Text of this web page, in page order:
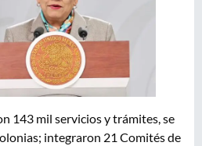
143 mil servicios y trámites, se
integraron 21 Comités de